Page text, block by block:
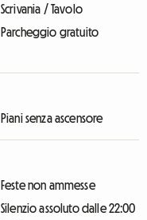
Scrivania / Tavolo
Parcheggio gratuito
Piani senza ascensore
Feste non ammesse
Silenzio assoluto dalle 22:00